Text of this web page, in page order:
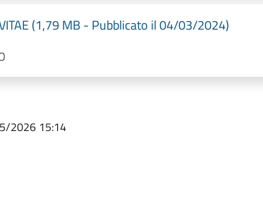
(1,79 MB - Pubblicato il 04/03/2024)
2026 15:14